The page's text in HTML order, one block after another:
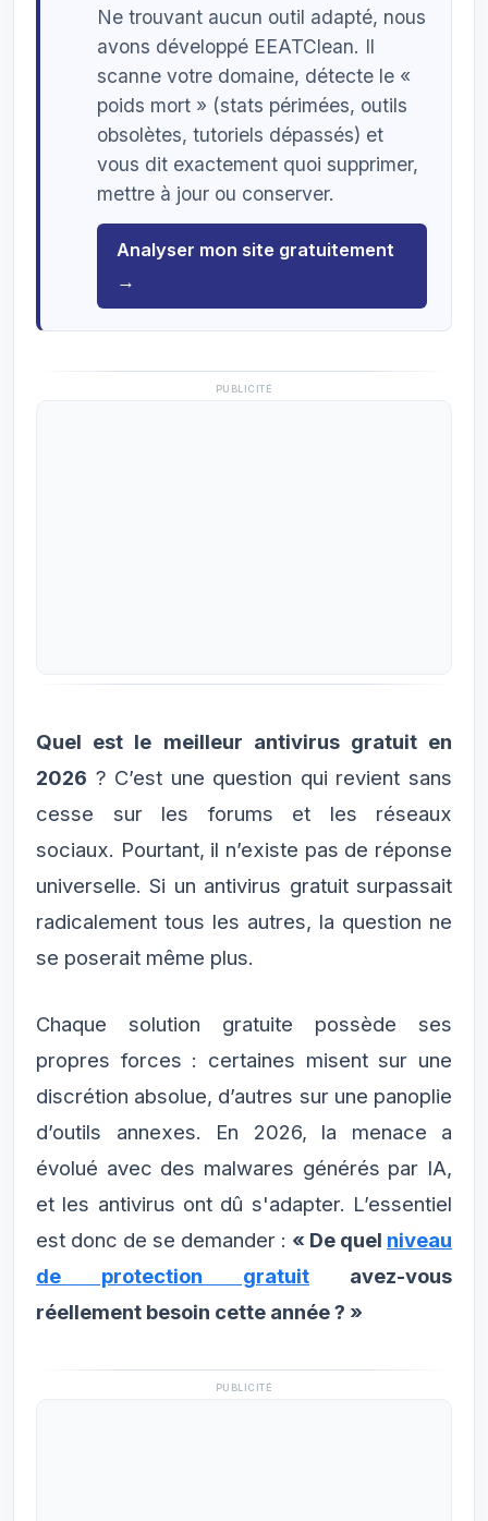
Ne trouvant aucun outil adapté, nous
avons développé EEATClean. Il
scanne votre domaine, détecte le «
poids mort » (stats périmées, outils
obsolètes, tutoriels dépassés) et
vous dit exactement quoi supprimer,
mettre à jour ou conserver.
Analyser mon site gratuitement
→
PUBLICITÉ
Quel est le meilleur antivirus gratuit en
2026 ? C’est une question qui revient sans
cesse sur les forums et les réseaux
sociaux. Pourtant, il n’existe pas de réponse
universelle. Si un antivirus gratuit surpassait
radicalement tous les autres, la question ne
se poserait même plus.
Chaque solution gratuite possède ses
propres forces : certaines misent sur une
discrétion absolue, d’autres sur une panoplie
d’outils annexes. En 2026, la menace a
évolué avec des malwares générés par IA,
et les antivirus ont dû s'adapter. L’essentiel
est donc de se demander : « De quel niveau
de protection gratuit avez-vous
réellement besoin cette année ? »
PUBLICITÉ